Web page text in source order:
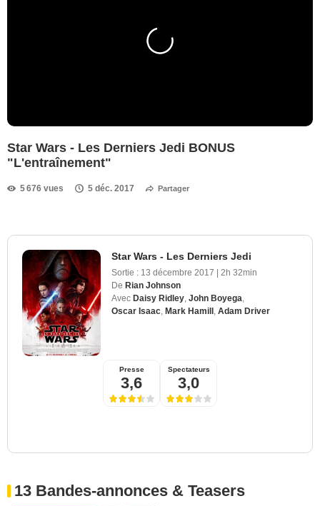
Star Wars - Les Derniers Jedi BONUS
"L'entraînement"
5 676 vues 5 déc. 2017 Partager
Star Wars - Les Derniers Jedi
Sortie : 13 décembre 2017 | 2h 32min
De Rian Johnson
Avec Daisy Ridley John Boyega
Oscar Isaac Mark Hamill Adam Driver
Presse
3,6
Spectateurs
3,0
13 Bandes-annonces & Teasers